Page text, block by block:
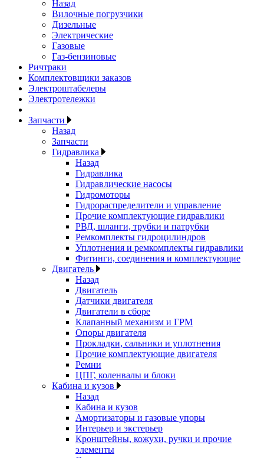
Назад
Вилочные погрузчики
Дизельные
Электрические
Газовые
Газ-бензиновые
Ричтраки
Комплектовщики заказов
Электроштабелеры
Электротележки
Запчасти
Назад
Запчасти
Гидравлика
Назад
Гидравлика
Гидравлические насосы
Гидромоторы
Гидрораспределители и управление
Прочие комплектующие гидравлики
РВД, шланги, трубки и патрубки
Ремкомплекты гидроцилиндров
Уплотнения и ремкомплекты гидравлики
Фитинги, соединения и комплектующие
Двигатель
Назад
Двигатель
Датчики двигателя
Двигатели в сборе
Клапанный механизм и ГРМ
Опоры двигателя
Прокладки, сальники и уплотнения
Прочие комплектующие двигателя
Ремни
ЦПГ, коленвалы и блоки
Кабина и кузов
Назад
Кабина и кузов
Амортизаторы и газовые упоры
Интерьер и экстерьер
Кронштейны, кожухи, ручки и прочие
элементы